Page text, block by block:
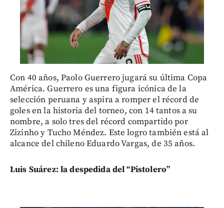
Con 40 años, Paolo Guerrero jugará su última Copa
América. Guerrero es una figura icónica de la
selección peruana y aspira a romper el récord de
goles en la historia del torneo, con 14 tantos a su
nombre, a solo tres del récord compartido por
Zizinho y Tucho Méndez. Este logro también está al
alcance del chileno Eduardo Vargas, de 35 años.
Luis Suárez: la despedida del “Pistolero”